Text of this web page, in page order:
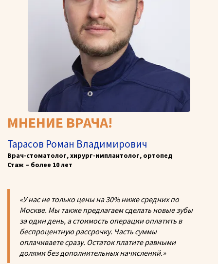
МНЕНИЕ ВРАЧА!
Тарасов Роман Владимирович
Врач-стоматолог, хирург-имплантолог, ортопед
Стаж – более 10 лет
«У нас не только цены на 30% ниже средних по
Москве. Мы также предлагаем сделать новые зубы
за один день, а стоимость операции оплатить в
беспроцентную рассрочку. Часть суммы
оплачиваете сразу. Остаток платите равными
долями без дополнительных начислений.»